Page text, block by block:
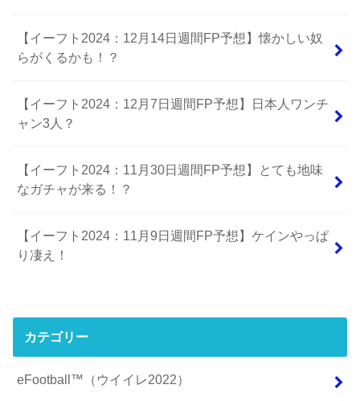
【イーフト2024：12月14日週間FP予想】懐かしい奴
らがくるかも！？
【イーフト2024：12月7日週間FP予想】日本人ワンチ
ャン3人？
【イーフト2024：11月30日週間FP予想】とても地味
なガチャが来る！？
【イーフト2024：11月9日週間FP予想】ケインやっぱ
り凄え！
カテゴリー
eFootball™（ウイイレ2022）